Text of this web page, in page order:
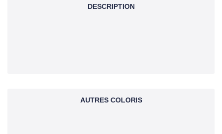
DESCRIPTION
AUTRES COLORIS